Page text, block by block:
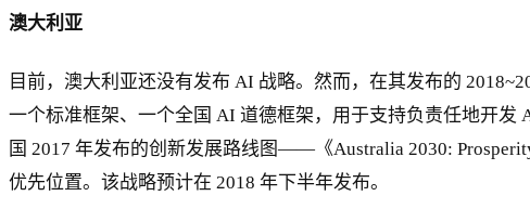
澳大利亚
目前，澳大利亚还没有发布 AI 战略。然而，在其发布的
一个标准框架、一个全国 AI 道德框架，用于支持负责任地开
国 2017 年发布的创新发展路线图——《Australia 2030:
优先位置。该战略预计在 2018 年下半年发布。